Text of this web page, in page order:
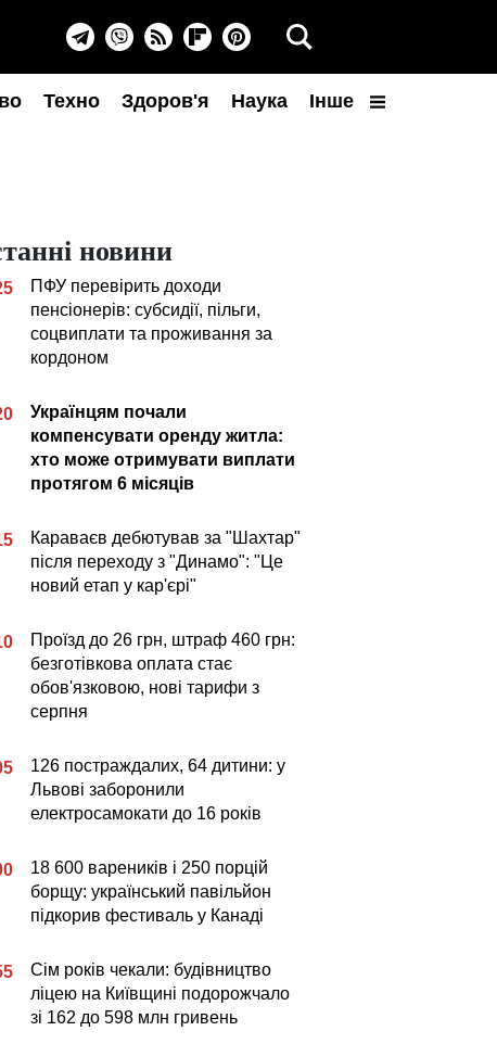
Техно Здоров'я Наука Інше
новини
ПФУ перевірить доходи
пенсіонерів: субсидії, пільги,
соцвиплати та проживання за
кордоном
Українцям почали
компенсувати оренду житла:
хто може отримувати виплати
протягом 6 місяців
Караваєв дебютував за "Шахтар"
після переходу з "Динамо": "Це
новий етап у кар'єрі"
Проїзд до 26 грн, штраф 460 грн:
безготівкова оплата стає
обов'язковою, нові тарифи з
серпня
126 постраждалих, 64 дитини: у
Львові заборонили
електросамокати до 16 років
18 600 вареників і 250 порцій
борщу: український павільйон
підкорив фестиваль у Канаді
Сім років чекали: будівництво
ліцею на Київщині подорожчало
зі 162 до 598 млн гривень